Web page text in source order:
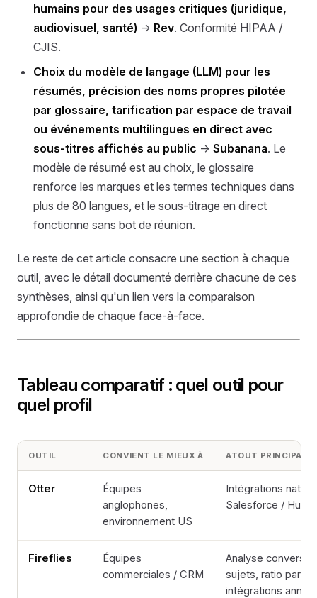
humains pour des usages critiques (juridique,
audiovisuel, santé) → Rev. Conformité HIPAA /
CJIS.
Choix du modèle de langage (LLM) pour les
résumés, précision des noms propres pilotée
par glossaire, tarification par espace de travail
ou événements multilingues en direct avec
sous-titres affichés au public →Subanana. Le
modèle de résumé est au choix, le glossaire
renforce les marques et les termes techniques dans
plus de 80 langues, et le sous-titrage en direct
fonctionne sans bot de réunion.
Le reste de cet article consacre une section à chaque
outil, avec le détail documenté derrière chacune de ces
synthèses, ainsi qu'un lien vers la comparaison
approfondie de chaque face-à-face.
Tableau comparatif : quel outil pour
quel profil
OUTIL CONVIENT LE MIEUX À ATOUT PRINCIPAL
Otter
Équipes
anglophones,
environnement US
Intégrations
Salesforce /
Fireflies
Équipes
commerciales / CRM
Analyse
sujets, ratio
intégrations